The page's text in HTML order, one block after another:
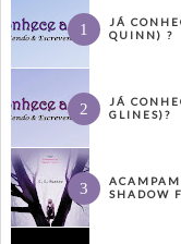
JÁ
QUINN) ?
JÁ
GLINES)?
SHADOW